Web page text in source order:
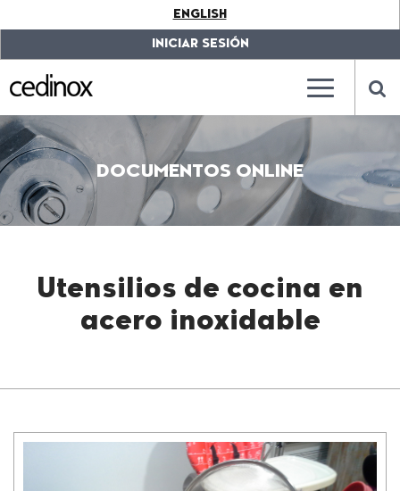
label.access.jump.content???
???
label.access.jump.header???
label.access.jump.footer???
???
label.access.jump.menu???
ENGLISH
INICIAR SESIÓN
???
???
DOCUMENTOS ONLINE
Utensilios de cocina en
acero inoxidable